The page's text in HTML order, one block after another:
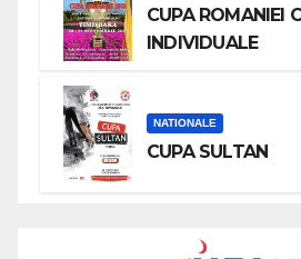
CUPA ROMANIEI
INDIVIDUALE
NATIONALE
CUPA SULTAN